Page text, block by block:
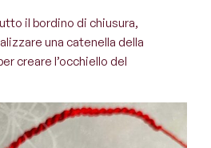
il bordino di chiusura,
una catenella della
creare l’occhiello del